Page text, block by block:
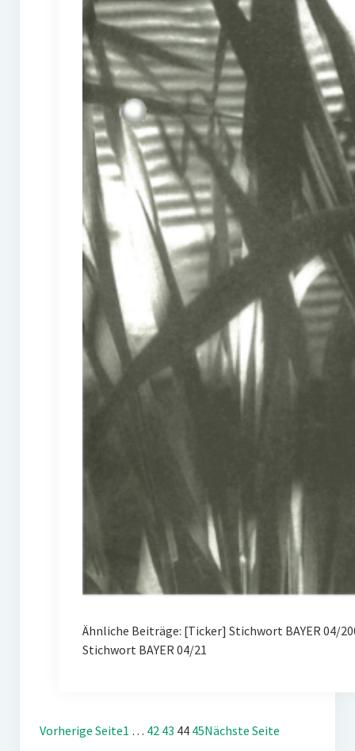
Ähnliche Beiträge: [Ticker] Stichwort BAYER 04/
Stichwort BAYER 04/21
Vorherige Seite1 … 42 43 44 45Nächste Seite